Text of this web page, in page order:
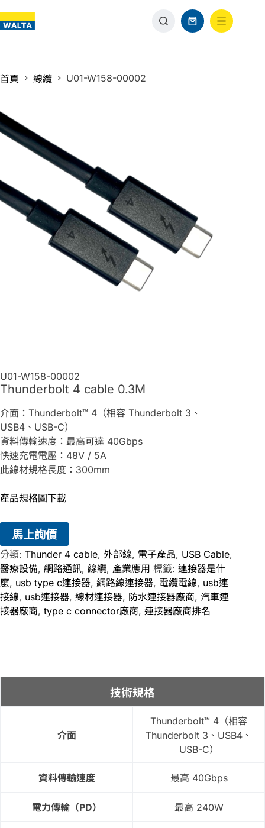
首頁 線纜 U01-W158-00002
U01-W158-00002
Thunderbolt 4 cable 0.3M
介面：Thunderbolt™ 4（相容 Thunderbolt 3、
USB4、USB-C）
資料傳輸速度：最高可達 40Gbps
快速充電電壓：48V / 5A
此線材規格長度：300mm
產品規格圖下載
馬上詢價
分類: Thunder 4 cable, 外部線, 電子產品, USB Cable,
醫療設備, 網路通訊, 線纜, 產業應用 標籤: 連接器是什
麼, usb type c連接器, 網路線連接器, 電纜電線, usb連
接線, usb連接器, 線材連接器, 防水連接器廠商, 汽車連
接器廠商, type c connector廠商, 連接器廠商排名
技術規格
介面
Thunderbolt™ 4（相容
Thunderbolt 3、USB4、
USB-C）
資料傳輸速度 最高 40Gbps
電力傳輸（PD） 最⾼ 240W